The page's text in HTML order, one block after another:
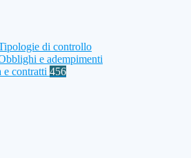
di controllo
e adempimenti
e contratti 456